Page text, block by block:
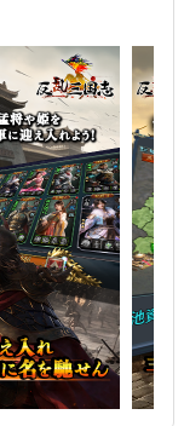
ルタイムで作戦会
ンキング上位に入
るかも。あなたの
う